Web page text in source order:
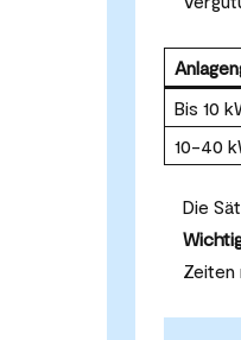
Bis 10
10-40
Die
Zeiten